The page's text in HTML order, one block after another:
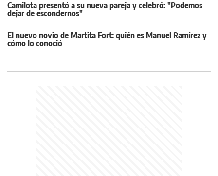
Camilota presentó a su nueva pareja y celebró: "Podemos
dejar de escondernos"
El nuevo novio de Martita Fort: quién es Manuel Ramírez y
cómo lo conoció